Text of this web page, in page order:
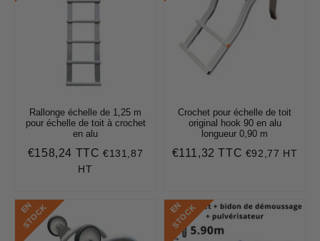
Rallonge échelle de 1,25 m
pour échelle de toit à crochet
en alu
Prix
€158,24 TTC €158,24
€131,87
HT
Crochet pour échelle de toit
original hook 90 en alu
longueur 0,90 m
Prix
€111,32 TTC €111,32
€92,77 HT
E
N
S
T
O
C
K E
N
S
T
O
C
K